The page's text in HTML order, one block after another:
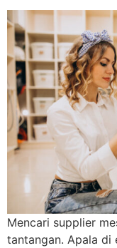
Mencari supplier
tantangan. Apala di